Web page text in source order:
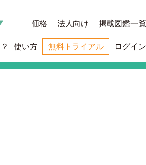
価格 法人向け 掲載図鑑一覧
使い方 無料トライアル ログイン